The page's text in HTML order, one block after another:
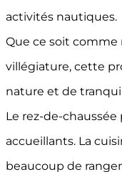
activités nautiques.
Que ce soit
villégiature, cette
nature et de
Le rez-de-
accueillants. La
beaucoup de